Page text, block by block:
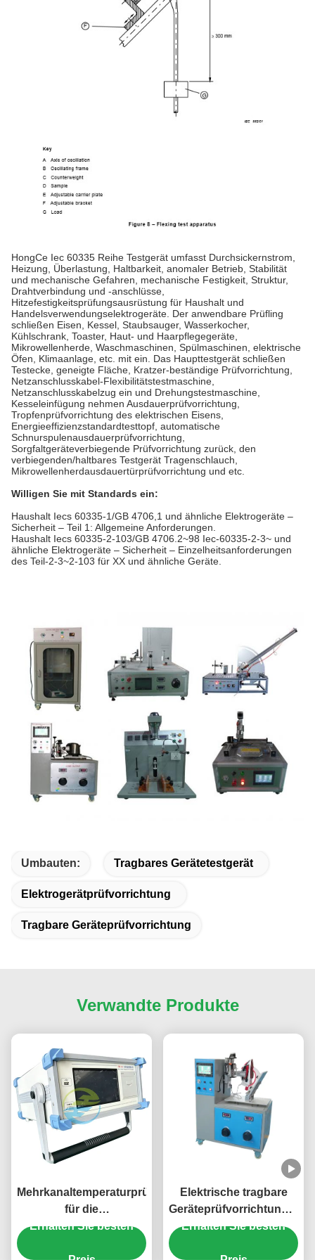
HongCe Iec 60335 Reihe Testgerät umfasst Durchsickernstrom,
Heizung, Überlastung, Haltbarkeit, anomaler Betrieb, Stabilität
und mechanische Gefahren, mechanische Festigkeit, Struktur,
Drahtverbindung und -anschlüsse,
Hitzefestigkeitsprüfungsausrüstung für Haushalt und
Handelsverwendungselektrogeräte. Der anwendbare Prüfling
schließen Eisen, Kessel, Staubsauger, Wasserkocher,
Kühlschrank, Toaster, Haut- und Haarpflegegeräte,
Mikrowellenherde, Waschmaschinen, Spülmaschinen, elektrische
Öfen, Klimaanlage, etc. mit ein. Das Haupttestgerät schließen
Testecke, geneigte Fläche, Kratzer-beständige Prüfvorrichtung,
Netzanschlusskabel-Flexibilitätstestmaschine,
Netzanschlusskabelzug ein und Drehungstestmaschine,
Kesseleinfügung nehmen Ausdauerprüfvorrichtung,
Tropfenprüfvorrichtung des elektrischen Eisens,
Energieeffizienzstandardtesttopf, automatische
Schnurspulenausdauerprüfvorrichtung,
Sorgfaltgeräteverbiegende Prüfvorrichtung zurück, den
verbiegenden/haltbares Testgerät Tragenschlauch,
Mikrowellenherdausdauertürprüfvorrichtung und etc.
Willigen Sie mit Standards ein:
Haushalt Iecs 60335-1/GB 4706,1 und ähnliche Elektrogeräte –
Sicherheit – Teil 1: Allgemeine Anforderungen.
Haushalt Iecs 60335-2-103/GB 4706.2~98 Iec-60335-2-3~ und
ähnliche Elektrogeräte – Sicherheit – Einzelheitsanforderungen
des Teil-2-3~2-103 für XX und ähnliche Geräte.
Umbauten: Tragbares Gerätetestgerät
Elektrogerätprüfvorrichtung
Tragbare Geräteprüfvorrichtung
Verwandte Produkte
Mehrkanaltemperaturprüfer
für die
Temperaturanstiegstestung
Erhalten Sie besten
Elektrische tragbare
Geräteprüfvorrichtungs-
drahtlose
Mischmaschine/Eisen/
Erhalten Sie besten